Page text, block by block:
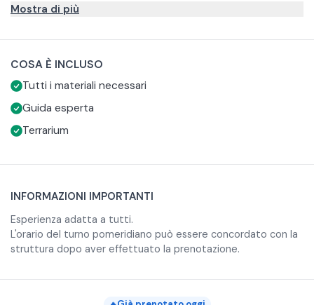
realizzare un terrario, creando un piccolo ecosistema
substrato, bilanciare umidità e luce e assemblare
correttamente tutti gli elementi per garantire la durata nel
tempo del vostro giardino in miniatura.
Mostra di più
COSA È INCLUSO
Tutti i materiali necessari
Guida esperta
Terrarium
INFORMAZIONI IMPORTANTI
Esperienza adatta a tutti.
L'orario del turno pomeridiano può essere concordato con la
struttura dopo aver effettuato la prenotazione.